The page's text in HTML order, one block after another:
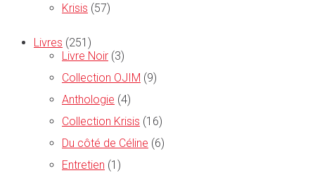
Krisis (57)
Livres (251)
Livre Noir (3)
Collection OJIM (9)
Anthologie (4)
Collection Krisis (16)
Du côté de Céline (6)
Entretien (1)